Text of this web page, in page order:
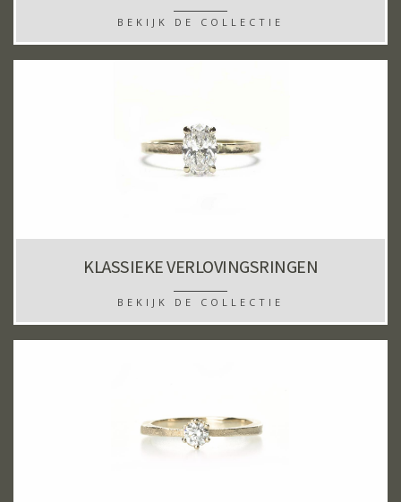
BEKIJK DE COLLECTIE
KLASSIEKE VERLOVINGSRINGEN
BEKIJK DE COLLECTIE